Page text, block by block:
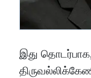
இது